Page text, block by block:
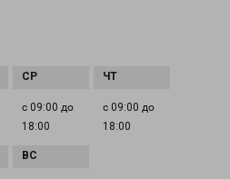
с 09:00 до
18:00
с 09:00 до
18:00